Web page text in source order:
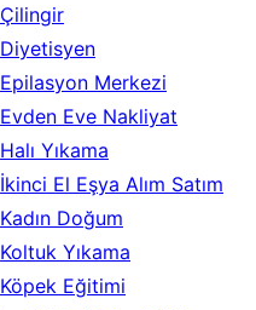
Çilingir
Diyetisyen
Epilasyon Merkezi
Evden Eve Nakliyat
Halı Yıkama
İkinci El Eşya Alım Satım
Kadın Doğum
Koltuk Yıkama
Köpek Eğitimi